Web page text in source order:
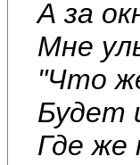
А за
Мне
"Что
Будет
Где же